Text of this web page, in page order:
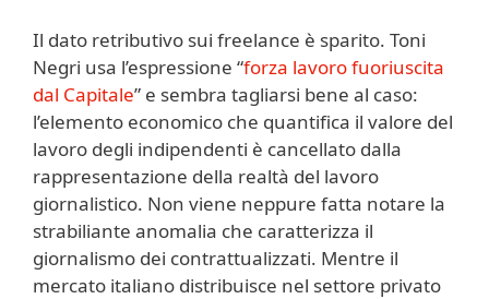
Il dato retributivo sui freelance è sparito. Toni
Negri usa l’espressione “forza lavoro fuoriuscita
dal Capitale” e sembra tagliarsi bene al caso:
l’elemento economico che quantifica il valore del
lavoro degli indipendenti è cancellato dalla
rappresentazione della realtà del lavoro
giornalistico. Non viene neppure fatta notare la
strabiliante anomalia che caratterizza il
giornalismo dei contrattualizzati. Mentre il
mercato italiano distribuisce nel settore privato